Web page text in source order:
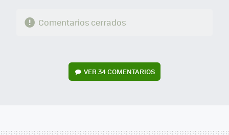
Comentarios cerrados
VER34 COMENTARIOS